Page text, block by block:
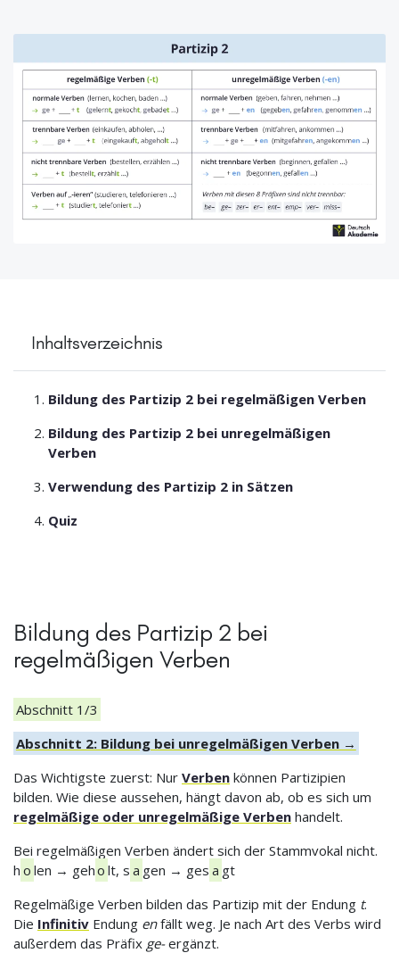
Inhaltsverzeichnis
Bildung des Partizip 2 bei regelmäßigen Verben
Bildung des Partizip 2 bei unregelmäßigen
Verben
Verwendung des Partizip 2 in Sätzen
Quiz
Bildung des Partizip 2 bei
regelmäßigen Verben
Abschnitt 1/3
Abschnitt 2: Bildung bei unregelmäßigen Verben →
Das Wichtigste zuerst: Nur Verben können Partizipien
bilden. Wie diese aussehen, hängt davon ab, ob es sich um
regelmäßige oder unregelmäßige Verben handelt.
Bei regelmäßigen Verben ändert sich der Stammvokal nicht.
h o len → geho lt, s a gen → ges a gt
Regelmäßige Verben bilden das Partizip mit der Endung t.
Die Infinitiv Endung enfällt weg. Je nach Art des Verbs wird
außerdem das Präfix ge-ergänzt.